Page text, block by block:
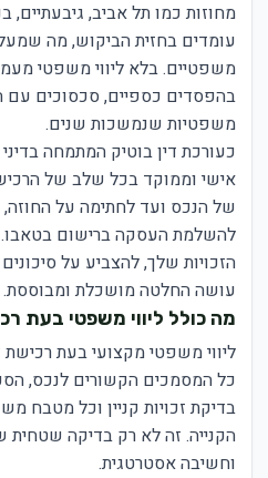
מחוזות כמו תל אביב, גיבעתיים,
עומדים בחזית הביקוש, מה
משפטיים. בלא ליווי משפטי
בהפסדים כספיים, סכסוכים עם
משפטיות שנמשכות שנים.
כעורכת דין בוטיק המתמחה
אישי וממוקד בכל שלב של
של הנכס ועד לחתימה על
להשלמת העסקה ברישום
הזכויות שלך, להצביע על
עושה החלטה מושכלת ומבוססת.
מה כולל ליווי משפטי בעת
ליווי משפטי מקצועי בעת
כל המסמכים הקשורים לנכס,
בדיקת זכויות קניין וכל מטבח
הקנייה. זה לא רק בדיקה שטחית
וחשיבה אסטרטגית.